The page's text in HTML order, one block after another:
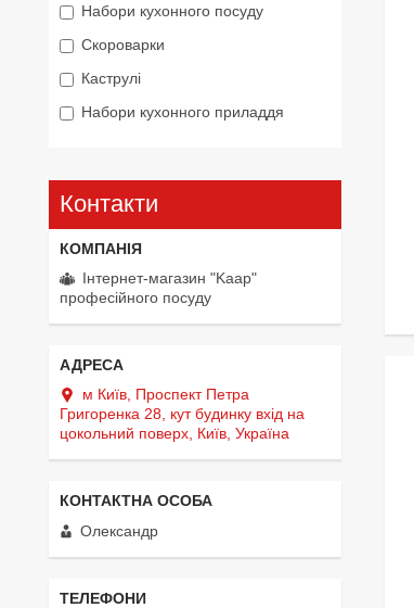
Набори кухонного посуду
Скороварки
Каструлі
Набори кухонного приладдя
Контакти
Інтернет-магазин "Kaap"
професійного посуду
м Київ, Проспект Петра
Григоренка 28, кут будинку вхід на
цокольний поверх, Київ, Україна
Олександр